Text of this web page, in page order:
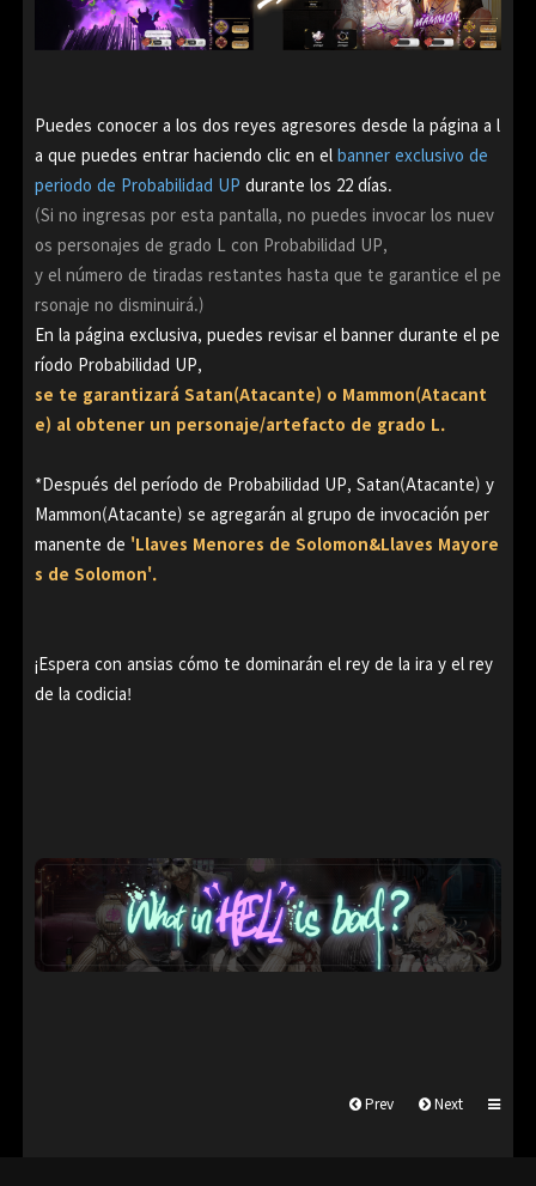
Puedes conocer a los dos reyes agresores desde la página a l
a que puedes entrar haciendo clic en el banner exclusivo de
periodo de Probabilidad UP durante los 22 días.
(Si no ingresas por esta pantalla, no puedes invocar los nuev
os personajes de grado L con Probabilidad UP,
y el número de tiradas restantes hasta que te garantice el pe
rsonaje no disminuirá.)
En la página exclusiva, puedes revisar el banner durante el pe
ríodo Probabilidad UP,
se te garantizará Satan(Atacante) o Mammon(Atacant
e) al obtener un personaje/artefacto de grado L.
*Después del período de Probabilidad UP, Satan(Atacante) y
Mammon(Atacante) se agregarán al grupo de invocación per
manente de 'Llaves Menores de Solomon&Llaves Mayore
s de Solomon'.
¡Espera con ansias cómo te dominarán el rey de la ira y el rey
de la codicia!
Prev Next